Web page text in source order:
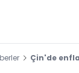
Çin'de